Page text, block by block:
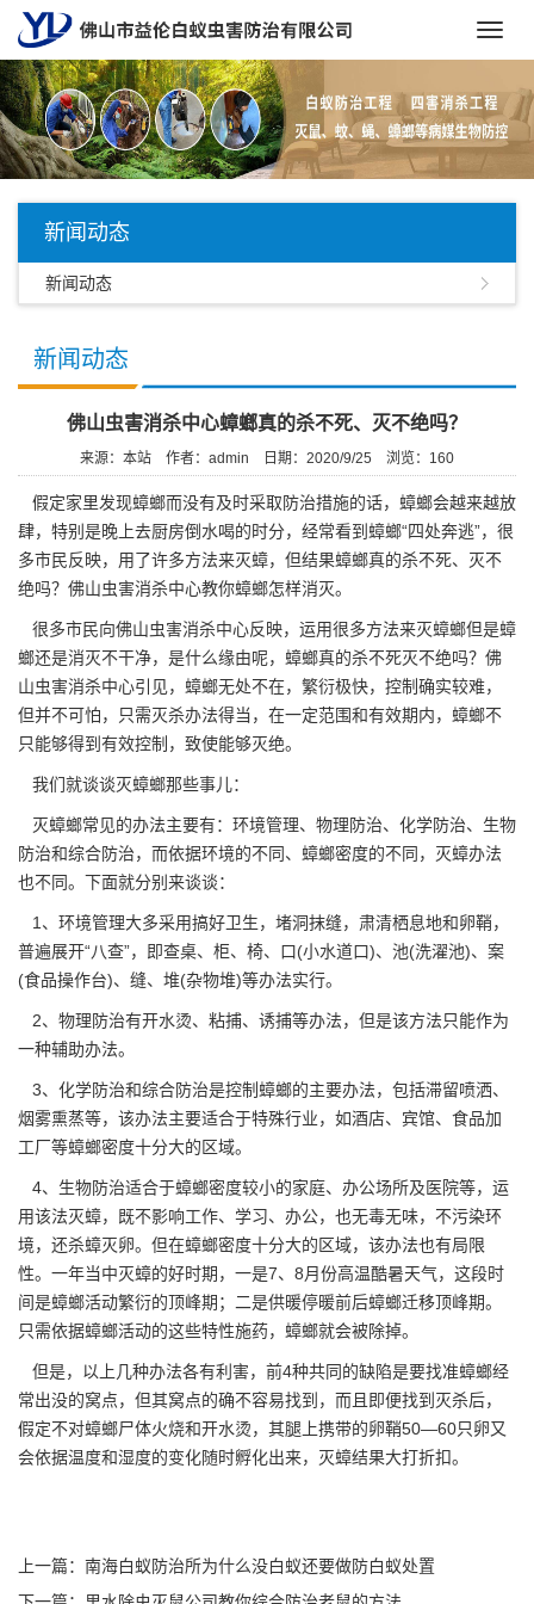
新闻动态
新闻动态
新闻动态
佛山虫害消杀中心蟑螂真的杀不死、灭不绝吗？
来源：本站 作者：admin 日期：2020/9/25 浏览： 160
假定家里发现蟑螂而没有及时采取防治措施的话，蟑螂会越来越放
肆，特别是晚上去厨房倒水喝的时分，经常看到蟑螂“四处奔逃”，很
多市民反映，用了许多方法来灭蟑，但结果蟑螂真的杀不死、灭不
绝吗？佛山虫害消杀中心教你蟑螂怎样消灭。
很多市民向佛山虫害消杀中心反映，运用很多方法来灭蟑螂但是蟑
螂还是消灭不干净，是什么缘由呢，蟑螂真的杀不死灭不绝吗？佛
山虫害消杀中心引见，蟑螂无处不在，繁衍极快，控制确实较难，
但并不可怕，只需灭杀办法得当，在一定范围和有效期内，蟑螂不
只能够得到有效控制，致使能够灭绝。
我们就谈谈灭蟑螂那些事儿：
灭蟑螂常见的办法主要有：环境管理、物理防治、化学防治、生物
防治和综合防治，而依据环境的不同、蟑螂密度的不同，灭蟑办法
也不同。下面就分别来谈谈：
1、环境管理大多采用搞好卫生，堵洞抹缝，肃清栖息地和卵鞘，
普遍展开“八查”，即查桌、柜、椅、口(小水道口)、池(洗濯池)、案
(食品操作台)、缝、堆(杂物堆)等办法实行。
2、物理防治有开水烫、粘捕、诱捕等办法，但是该方法只能作为
一种辅助办法。
3、化学防治和综合防治是控制蟑螂的主要办法，包括滞留喷洒、
烟雾熏蒸等，该办法主要适合于特殊行业，如酒店、宾馆、食品加
工厂等蟑螂密度十分大的区域。
4、生物防治适合于蟑螂密度较小的家庭、办公场所及医院等，运
用该法灭蟑，既不影响工作、学习、办公，也无毒无味，不污染环
境，还杀蟑灭卵。但在蟑螂密度十分大的区域，该办法也有局限
性。一年当中灭蟑的好时期，一是7、8月份高温酷暑天气，这段时
间是蟑螂活动繁衍的顶峰期；二是供暖停暖前后蟑螂迁移顶峰期。
只需依据蟑螂活动的这些特性施药，蟑螂就会被除掉。
但是，以上几种办法各有利害，前4种共同的缺陷是要找准蟑螂经
常出没的窝点，但其窝点的确不容易找到，而且即便找到灭杀后，
假定不对蟑螂尸体火烧和开水烫，其腿上携带的卵鞘50—60只卵又
会依据温度和湿度的变化随时孵化出来，灭蟑结果大打折扣。
上一篇： 南海白蚁防治所为什么没白蚁还要做防白蚁处置